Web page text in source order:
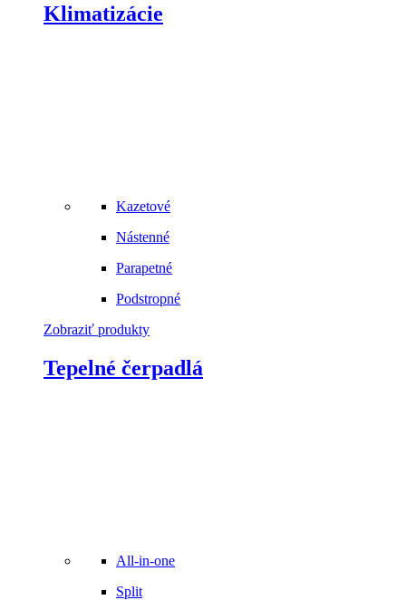
Klimatizácie
Kazetové
Nástenné
Parapetné
Podstropné
Zobraziť produkty
Tepelné čerpadlá
All-in-one
Split